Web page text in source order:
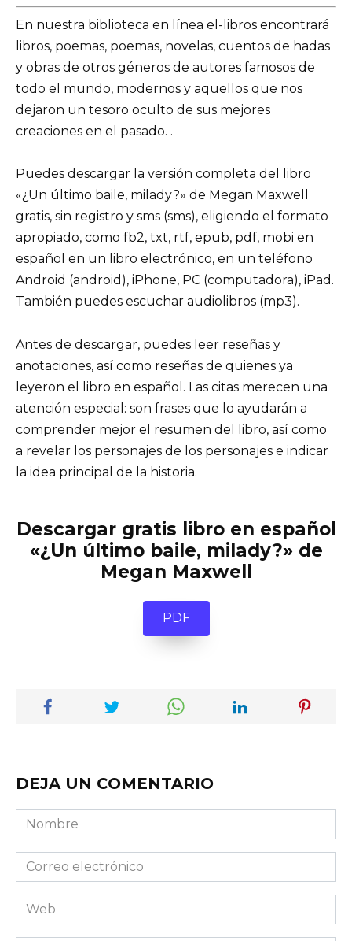
En nuestra biblioteca en línea el-libros encontrará
libros, poemas, poemas, novelas, cuentos de hadas
y obras de otros géneros de autores famosos de
todo el mundo, modernos y aquellos que nos
dejaron un tesoro oculto de sus mejores
creaciones en el pasado. .
Puedes descargar la versión completa del libro
«¿Un último baile, milady?» de Megan Maxwell
gratis, sin registro y sms (sms), eligiendo el formato
apropiado, como fb2, txt, rtf, epub, pdf, mobi en
español en un libro electrónico, en un teléfono
Android (android), iPhone, PC (computadora), iPad.
También puedes escuchar audiolibros (mp3).
Antes de descargar, puedes leer reseñas y
anotaciones, así como reseñas de quienes ya
leyeron el libro en español. Las citas merecen una
atención especial: son frases que lo ayudarán a
comprender mejor el resumen del libro, así como
a revelar los personajes de los personajes e indicar
la idea principal de la historia.
Descargar gratis libro en español
«¿Un último baile, milady?» de
Megan Maxwell
PDF
DEJA UN COMENTARIO
Nombre
Correo
electrónico
Web